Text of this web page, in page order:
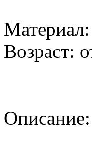
Возраст:
Описание: